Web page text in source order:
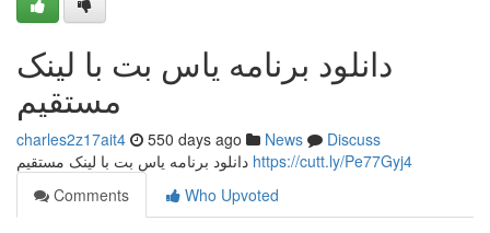
دانلود برنامه یاس بت با لینک
مستقیم
charles2z17ait4 550 days ago News
Discuss
https://cutt.ly/Pe77Gyj4
Comments
Who Upvoted